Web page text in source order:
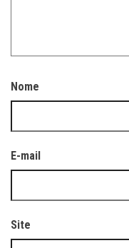
Nome
E-mail
Site